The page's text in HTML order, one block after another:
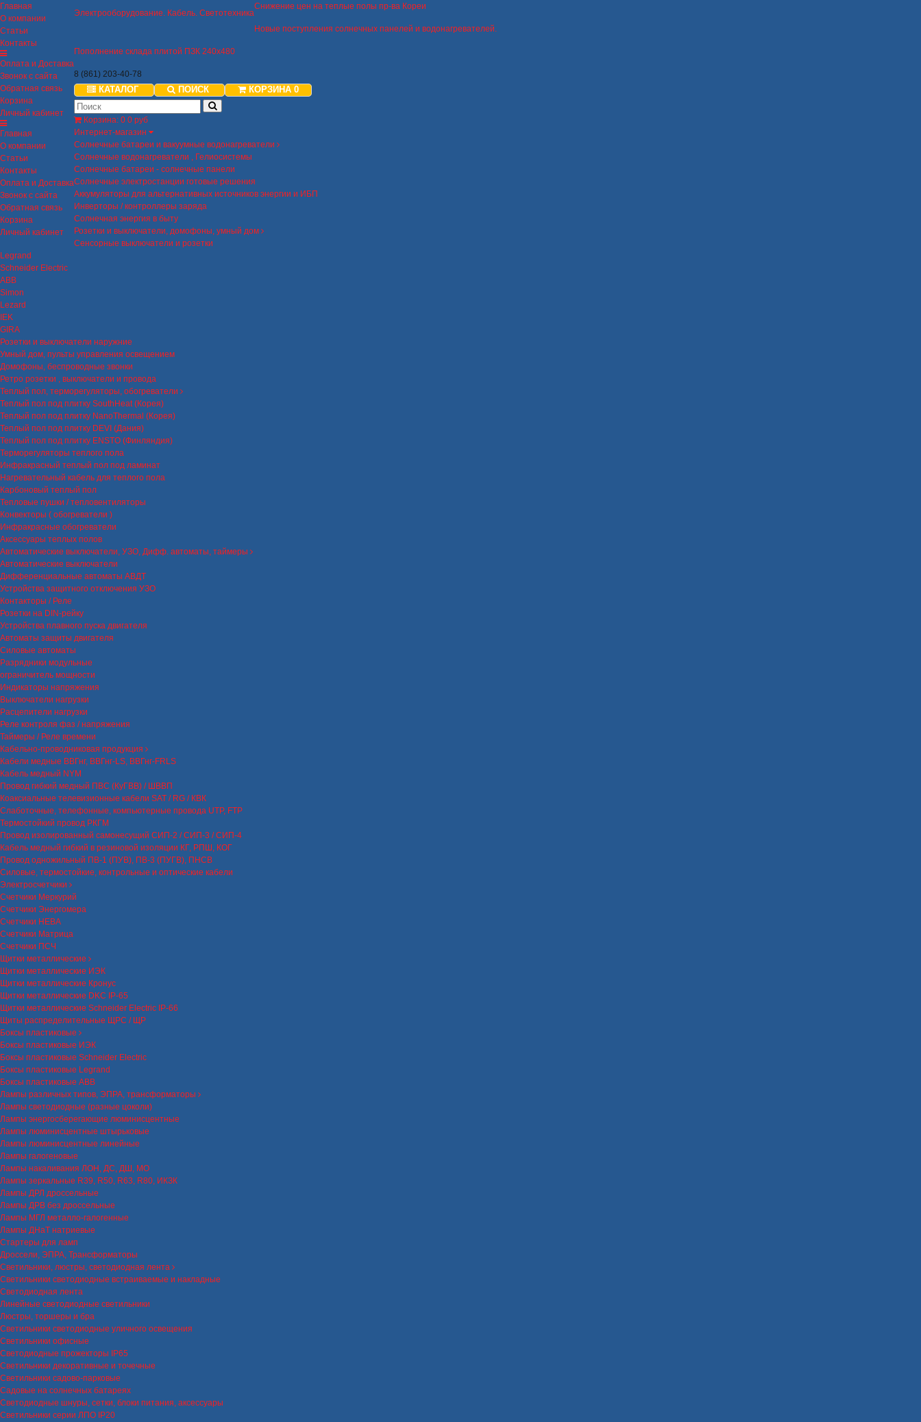
Главная
О компании
Статьи
Контакты
Оплата и Доставка
Звонок с сайта
Обратная связь
Корзина
Личный кабинет
Главная
О компании
Статьи
Контакты
Оплата и Доставка
Звонок с сайта
Обратная связь
Корзина
Личный кабинет
Электрооборудование. Кабель. Светотехника
Снижение цен на теплые полы пр-ва Кореи
Новые поступления солнечных панелей и водонагревателей.
Пополнение склада плитой ПЗК 240х480
8 (861) 203-40-78
КАТАЛОГ ПОИСК КОРЗИНА 0
Корзина: 0 0 руб
Интернет-магазин
Солнечные батареи и вакуумные водонагреватели
Солнечные водонагреватели , Гелиосистемы
Солнечные батареи - солнечные панели
Солнечные электростанции готовые решения
Аккумуляторы для альтернативных источников энергии и ИБП
Инверторы / контроллеры заряда
Солнечная энергия в быту
Розетки и выключатели, домофоны, умный дом
Сенсорные выключатели и розетки
Legrand
Schneider Electric
ABB
Simon
Lezard
IEK
GIRA
Розетки и выключатели наружние
Умный дом, пульты управления освещением
Домофоны, беспроводные звонки
Ретро розетки , выключатели и провода
Теплый пол, терморегуляторы, обогреватели
Теплый пол под плитку SouthHeat (Корея)
Теплый пол под плитку NanoThermal (Корея)
Теплый пол под плитку DEVI (Дания)
Теплый пол под плитку ENSTO (Финляндия)
Терморегуляторы теплого пола
Инфракрасный теплый пол под ламинат
Нагревательный кабель для теплого пола
Карбоновый теплый пол
Тепловые пушки / тепловентиляторы
Конвекторы ( обогреватели )
Инфракрасные обогреватели
Аксессуары теплых полов
Автоматические выключатели, УЗО, Дифф. автоматы, таймеры
Автоматические выключатели
Дифференциальные автоматы АВДТ
Устройства защитного отключения УЗО
Контакторы / Реле
Розетки на DIN-рейку
Устройства плавного пуска двигателя
Автоматы защиты двигателя
Силовые автоматы
Разрядники модульные
ограничитель мощности
Индикаторы напряжения
Выключатели нагрузки
Расцепители нагрузки
Реле контроля фаз / напряжения
Таймеры / Реле времени
Кабельно-проводниковая продукция
Кабели медные ВВГнг, ВВГнг-LS, ВВГнг-FRLS
Кабель медный NYM
Провод гибкий медный ПВС (КуГВВ) / ШВВП
Коаксиальные телевизионные кабели SAT / RG / КВК
Слаботочные, телефонные, компьютерные провода UTP, FTP
Термостойкий провод РКГМ
Провод изолированный самонесущий СИП-2 / СИП-3 / СИП-4
Кабель медный гибкий в резиновой изоляции КГ, РПШ, КОГ
Провод одножильный ПВ-1 (ПУВ), ПВ-3 (ПУГВ), ПНСВ
Силовые, термостойкие, контрольные и оптические кабели
Электросчетчики
Счетчики Меркурий
Счетчики Энергомера
Счетчики НЕВА
Счетчики Матрица
Счетчики ПСЧ
Щитки металлические
Щитки металлические ИЭК
Щитки металлические Кронус
Щитки металлические DKC IP-65
Щитки металлические Schneider Electric IP-66
Щиты распределительные ЩРС / ЩР
Боксы пластиковые
Боксы пластиковые ИЭК
Боксы пластиковые Schneider Electric
Боксы пластиковые Legrand
Боксы пластиковые ABB
Лампы различных типов, ЭПРА, трансформаторы
Лампы светодиодные (разные цоколи)
Лампы энергосберегающие люминисцентные
Лампы люминисцентные штырьковые
Лампы люминисцентные линейные
Лампы галогеновые
Лампы накаливания ЛОН, ДС, ДШ, МО
Лампы зеркальные R39, R50, R63, R80, ИКЗК
Лампы ДРЛ дроссельные
Лампы ДРВ без дроссельные
Лампы МГЛ металло-галогенные
Лампы ДНаТ натриевые
Стартеры для ламп
Дроссели, ЭПРА, Трансформаторы
Светильники, люстры, светодиодная лента
Светильники светодиодные встраиваемые и накладные
Светодиодная лента
Линейные светодиодные светильники
Люстры, торшеры и бра
Светильники светодиодные уличного освещения
Светильники офисные
Светодиодные прожекторы IP65
Светильники декоративные и точечные
Светильники садово-парковые
Садовые на солнечных батареях
Светодиодные шнуры, сетки, блоки питания, аксессуары
Светильники серии ЛПО IP20